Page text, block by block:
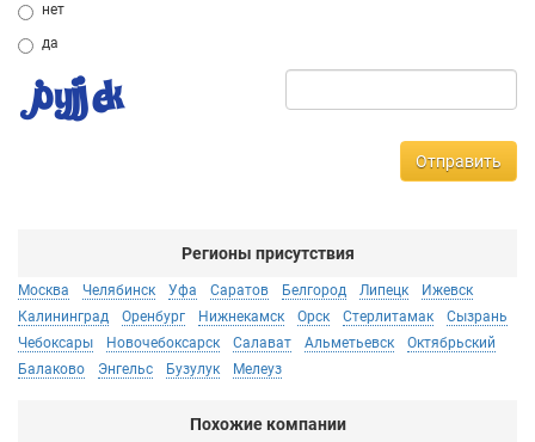
нет
да
Отправить
Регионы присутствия
Москва Челябинск Уфа Саратов Белгород Липецк
Ижевск
Калининград
Оренбург Нижнекамск Орск Стерлитамак
Сызрань
Чебоксары
Новочебоксарск Салават Альметьевск
Октябрьский
Балаково
Энгельс Бузулук Мелеуз
Похожие компании